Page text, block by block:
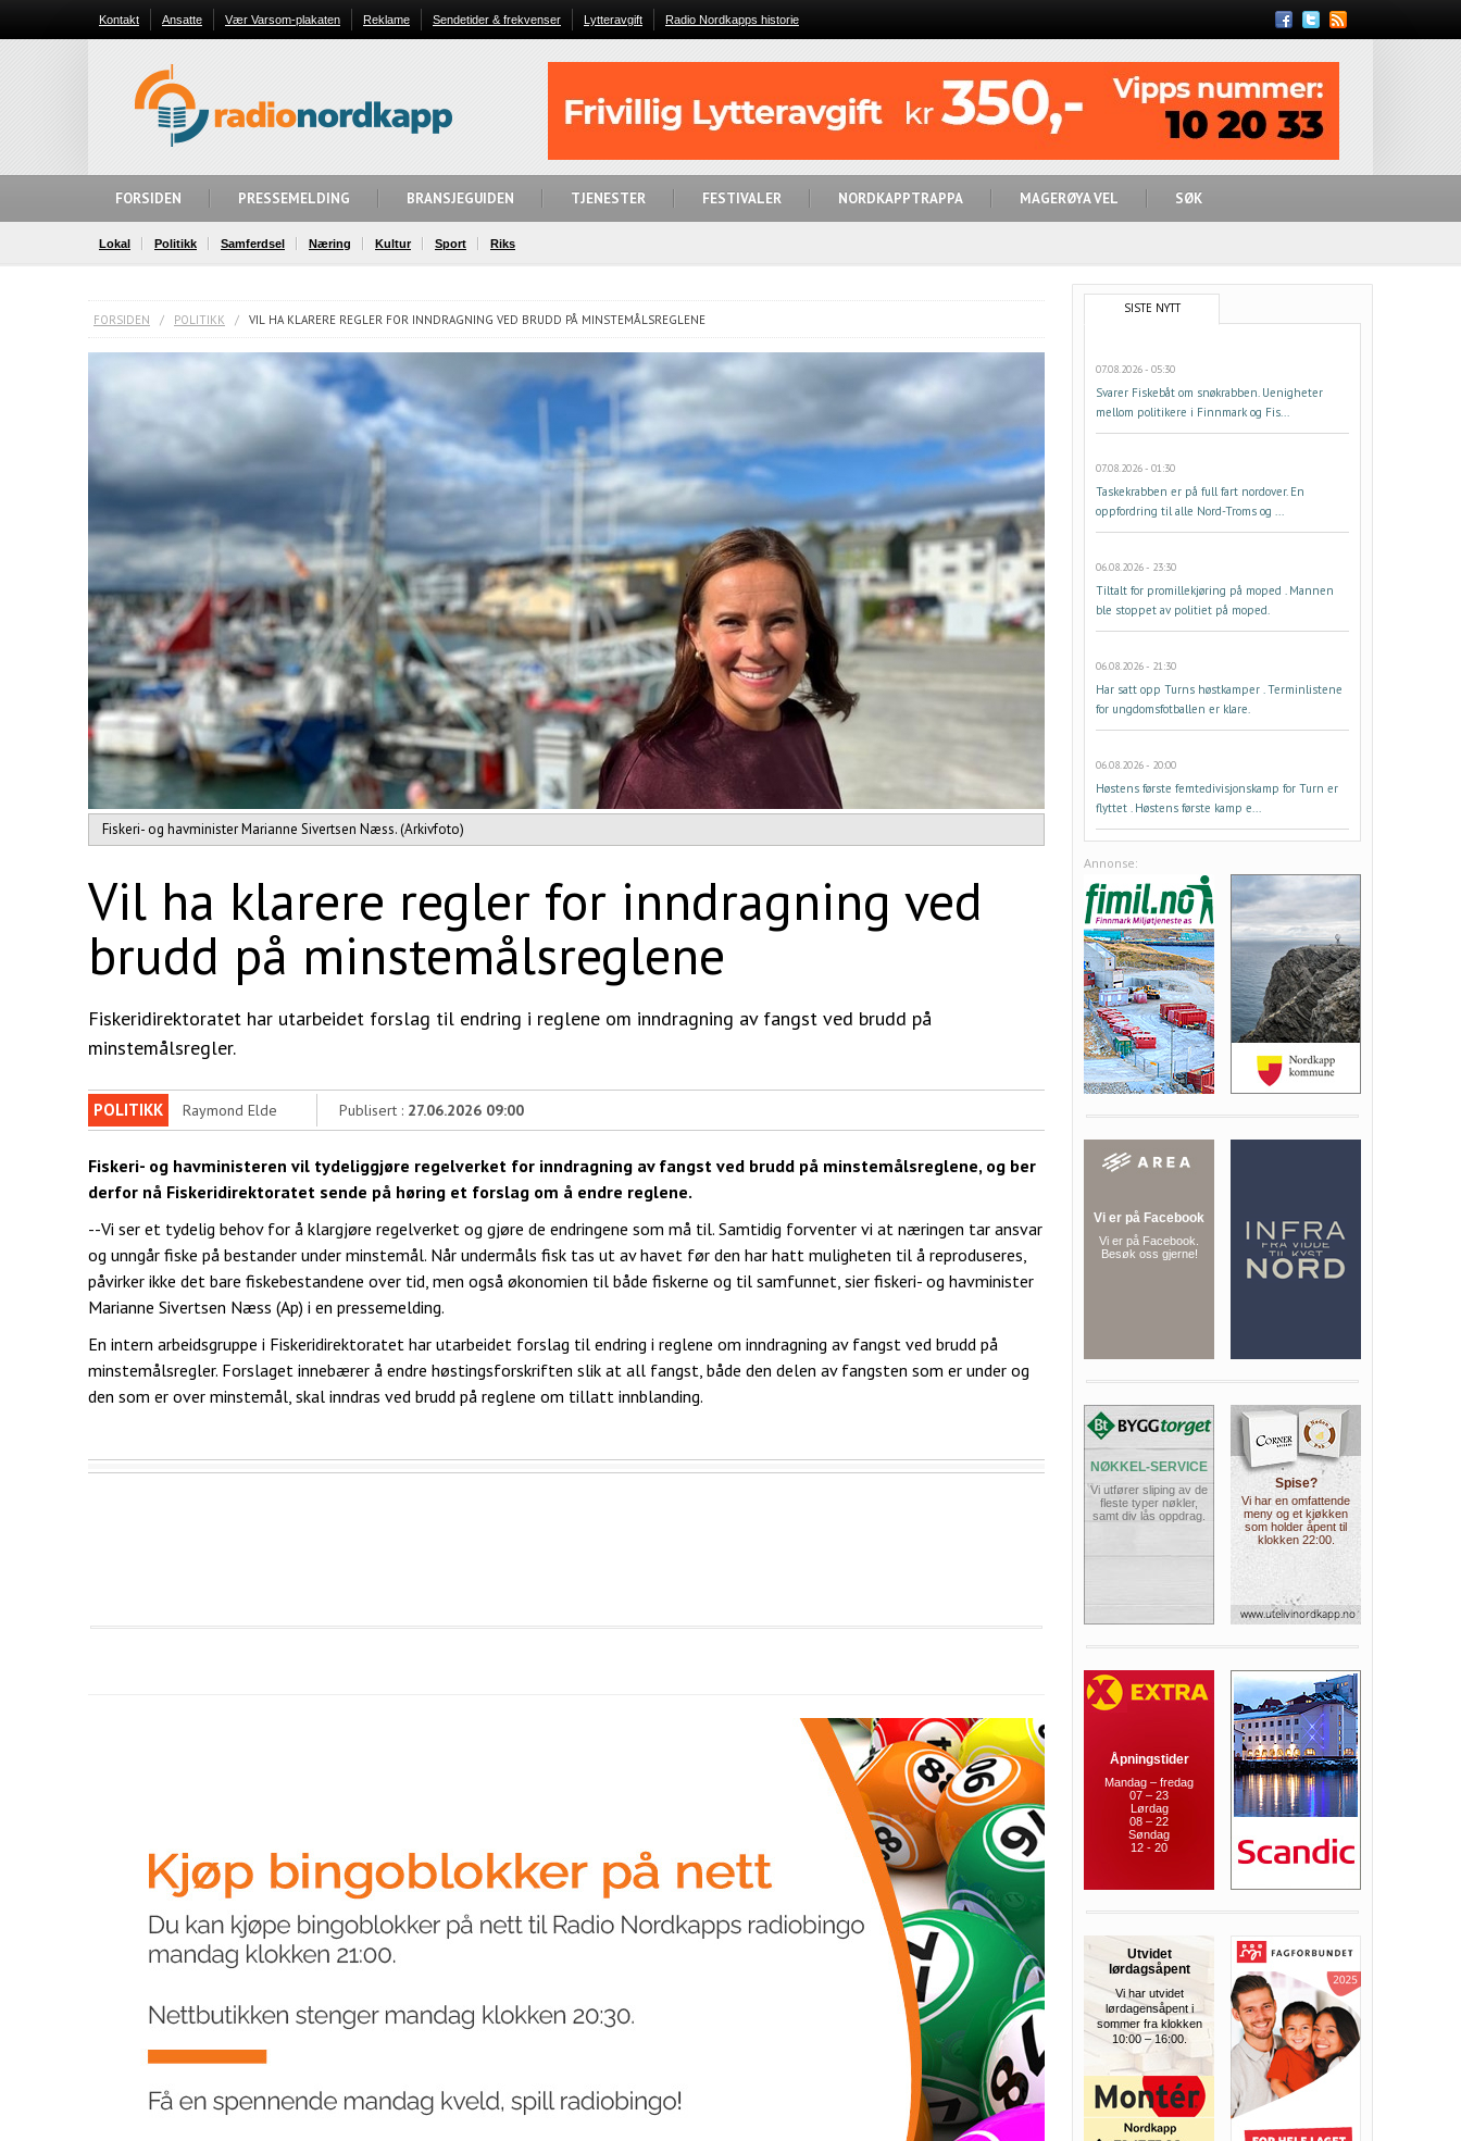
Kontakt Ansatte Vær Varsom-plakaten Reklame Sendetider & frekvenser Lytteravgift
Radio Nordkapps historie
Feed
FORSIDEN PRESSEMELDING BRANSJEGUIDEN TJENESTER FESTIVALER NORDKAPPTRAPPA MAGERØYA VEL SØK
Lokal Politikk Samferdsel Næring Kultur Sport Riks
FORSIDEN / POLITIKK / VIL HA KLARERE REGLER FOR INNDRAGNING VED BRUDD PÅ MINSTEMÅLSREGLENE
Fiskeri- og havminister Marianne Sivertsen Næss. (Arkivfoto)
Vil ha klarere regler for inndragning ved
brudd på minstemålsreglene
Fiskeridirektoratet har utarbeidet forslag til endring i reglene om inndragning av fangst ved brudd på
minstemålsregler.
POLITIKK Raymond Elde Publisert : 27.06.2026 09:00
Fiskeri- og havministeren vil tydeliggjøre regelverket for inndragning av fangst ved brudd på minstemålsreglene, og ber
derfor nå Fiskeridirektoratet sende på høring et forslag om å endre reglene.
--Vi ser et tydelig behov for å klargjøre regelverket og gjøre de endringene som må til. Samtidig forventer vi at næringen tar ansvar
og unngår fiske på bestander under minstemål. Når undermåls fisk tas ut av havet før den har hatt muligheten til å reproduseres,
påvirker ikke det bare fiskebestandene over tid, men også økonomien til både fiskerne og til samfunnet, sier fiskeri- og havminister
Marianne Sivertsen Næss (Ap) i en pressemelding.
En intern arbeidsgruppe i Fiskeridirektoratet har utarbeidet forslag til endring i reglene om inndragning av fangst ved brudd på
minstemålsregler. Forslaget innebærer å endre høstingsforskriften slik at all fangst, både den delen av fangsten som er under og
den som er over minstemål, skal inndras ved brudd på reglene om tillatt innblanding.
SISTE NYTT
07.08.2026 - 05:30
Svarer Fiskebåt om snøkrabben. Uenigheter
mellom politikere i Finnmark og Fis...
07.08.2026 - 01:30
Taskekrabben er på full fart nordover. En
oppfordring til alle Nord-Troms og ...
06.08.2026 - 23:30
Tiltalt for promillekjøring på moped . Mannen
ble stoppet av politiet på moped.
06.08.2026 - 21:30
Har satt opp Turns høstkamper . Terminlistene
for ungdomsfotballen er klare.
06.08.2026 - 20:00
Høstens første femtedivisjonskamp for Turn er
flyttet . Høstens første kamp e...
Annonse: